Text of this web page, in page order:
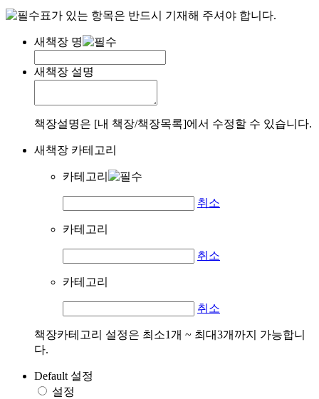
표가 있는 항목은 반드시 기재해 주셔야 합니다.
새책장 명
새책장 설명
책장설명은 [내 책장/책장목록]에서 수정할 수 있습니다.
새책장 카테고리
카테고리
취소
카테고리
취소
카테고리
취소
책장카테고리 설정은 최소1개 ~ 최대3개까지 가능합니
다.
Default 설정
설정